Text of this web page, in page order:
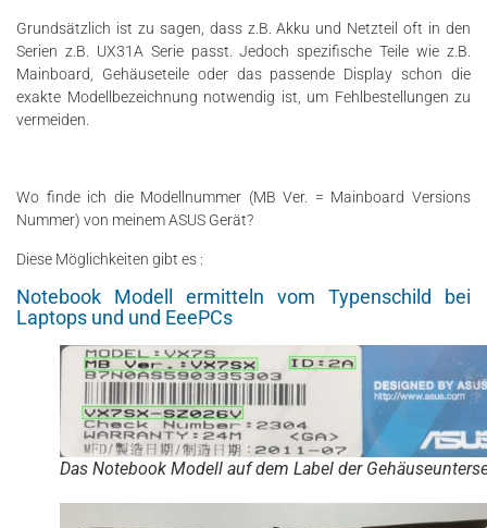
Grundsätzlich ist zu sagen, dass z.B. Akku und Netzteil oft in den
Serien z.B. UX31A Serie passt. Jedoch spezifische Teile wie z.B.
Mainboard, Gehäuseteile oder das passende Display schon die
exakte Modellbezeichnung notwendig ist, um Fehlbestellungen zu
vermeiden.
Wo finde ich die Modellnummer (MB Ver. = Mainboard Versions
Nummer) von meinem ASUS Gerät?
Diese Möglichkeiten gibt es :
Notebook Modell ermitteln vom Typenschild bei
Laptops und und EeePCs
Das Notebook Modell auf dem Label der